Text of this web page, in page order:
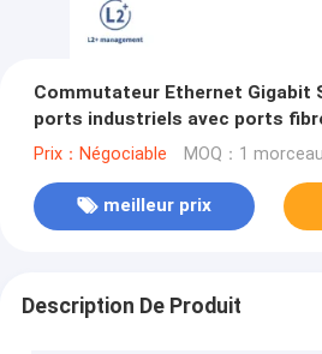
Commutateur Ethernet Gigabit
ports industriels avec ports
Prix：Négociable MOQ：1 morceau
meilleur prix
Description De Produit